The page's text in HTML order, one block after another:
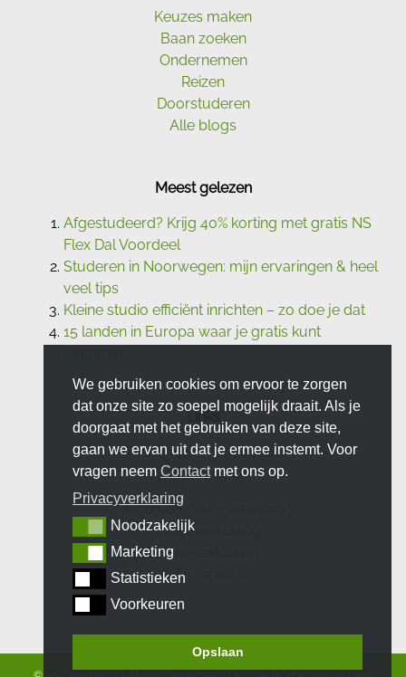
Keuzes maken
Baan zoeken
Ondernemen
Reizen
Doorstuderen
Alle blogs
Meest gelezen
Afgestudeerd? Krijg 40% korting met gratis NS
Flex Dal Voordeel
Studeren in Noorwegen: mijn ervaringen & heel
veel tips
Kleine studio efficiënt inrichten – zo doe je dat
15 landen in Europa waar je gratis kunt
Links
Over Bijna Afgestudeerd
Samenwerken
Algemene voorwaarden
Privacyverklaring
Cookieverklaring
Affiliate links
We gebruiken cookies om ervoor te zorgen
dat onze site zo soepel mogelijk draait. Als je
doorgaat met het gebruiken van deze site,
gaan we ervan uit dat je ermee instemt. Voor
vragen neem Contactmet ons op.
Privacyverklaring
Noodzakelijk
Noodzakelijk
MarketingMarketing
Statistieken
Statistieken
Voorkeuren
Voorkeuren
Opslaan